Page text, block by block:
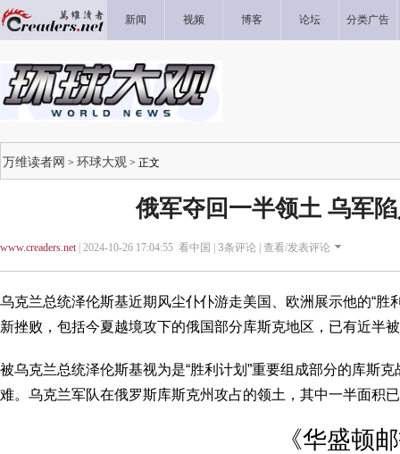
新闻 视频 博客 论坛 分类广告
万维读者网 > 环球大观 > 正文
俄军夺回一半领土 乌军
www.creaders.net| 2024-10-26 17:04:55 看中国 | 3条评论 | 查看/发表评论
乌克兰总统泽伦斯基近期风尘仆仆游走美国、欧洲展示他的“胜
新挫败，包括今夏越境攻下的俄国部分库斯克地区，已有近半
被乌克兰总统泽伦斯基视为是“胜利计划”重要组成部分的库斯
难。乌克兰军队在俄罗斯库斯克州攻占的领土，其中一半面积
《华盛顿